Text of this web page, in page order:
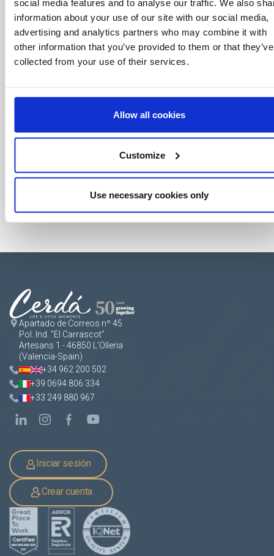
social media features and to analyse our traffic. We also
information about your use of our site with our social media,
advertising and analytics partners who may combine it with
other information that you’ve provided to them or that they’ve
collected from your use of their services.
Allow all cookies
Customize
Use necessary cookies only
click.
Apartado de Correos nº 45
Pol. Ind. "El Carrascot"
Artesans 1 - 46850 L'Olleria
(Valencia-Spain)
+34 962 200 502
+39 0694 806 334
+33 249 880 967
Iniciar sesión
Crear cuenta